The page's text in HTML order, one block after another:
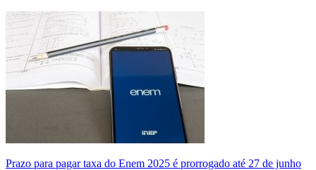
Prazo para pagar taxa do Enem 2025 é prorrogado até 27 de junho